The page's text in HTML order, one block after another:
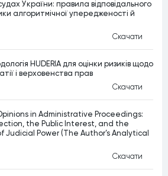
України: правила відповідального
алгоритмічної упередженості й
Скачати
HUDERIA для оцінки ризиків щодо
і верховенства прав
Скачати
in Administrative Proceedings:
the Public Interest, and the
Power (The Author’s Analytical
Скачати